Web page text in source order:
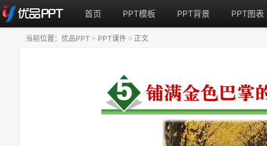
首页 PPT模板 PPT背景 PPT图表
当前位置： 优品PPT > PPT课件 > 正文